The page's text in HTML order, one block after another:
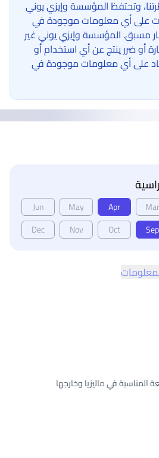
وتحتفظ المؤسسة وإيزي يوني
على أي معلومات موجودة في
مسبق. المؤسسة وإيزي يوني غير
أو ضرر ينتج عن أي استخدام أو
على أي معلومات موجودة في
Mar
Apr
May
Jun
Sep
Oct
Nov
Dec
المناسبة في ماليزيا وخارجها